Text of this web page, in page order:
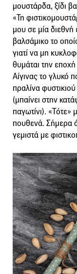
μουστάρδα, ξίδι
«Τη
μου σε μία διεθνή
βαλσάμικο το
γιατί να μη
θυμάται την
Αίγινας το γλυκό
πραλίνα
(μπαίνει στην
παγωτίνι). «Τότε»
πουθενά. Σήμερα
γεμιστά με